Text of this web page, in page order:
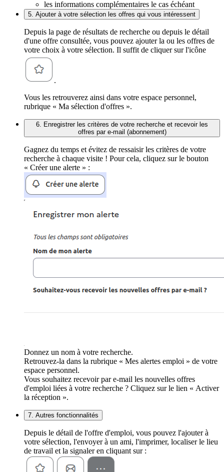
les informations complémentaires le cas échéant
5. Ajouter à votre sélection les offres qui vous intéressent
Depuis la page de résultats de recherche ou depuis le détail
d'une offre consultée, vous pouvez ajouter la ou les offres de
votre choix à votre sélection. Il suffit de cliquer sur l'icône
.
Vous les retrouverez ainsi dans votre espace personnel,
rubrique « Ma sélection d'offres ».
6. Enregistrer les critères de votre recherche et recevoir les
offres par e-mail (abonnement)
Gagnez du temps et évitez de ressaisir les critères de votre
recherche à chaque visite ! Pour cela, cliquez sur le bouton
« Créer une alerte » :
Donnez un nom à votre recherche.
Retrouvez-la dans la rubrique « Mes alertes emploi » de votre
espace personnel.
Vous souhaitez recevoir par e-mail les nouvelles offres
d'emploi liées à votre recherche ? Cliquez sur le lien « Activer
la réception ».
7. Autres fonctionnalités
Depuis le détail de l'offre d'emploi, vous pouvez l'ajouter à
votre sélection, l'envoyer à un ami, l'imprimer, localiser le lieu
de travail et la signaler en cliquant sur :